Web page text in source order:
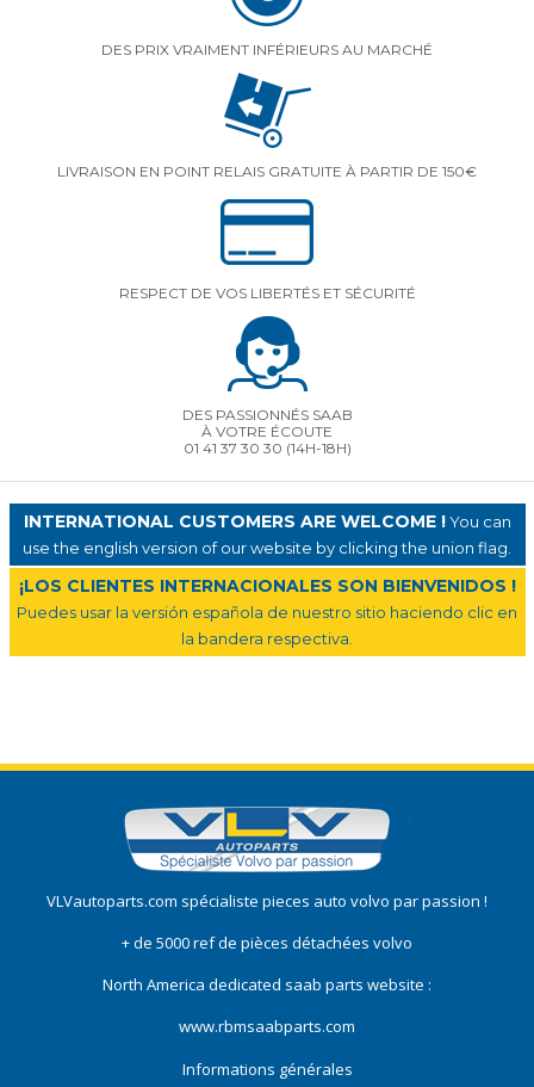
DES PRIX VRAIMENT INFÉRIEURS AU MARCHÉ
LIVRAISON EN POINT RELAIS GRATUITE À PARTIR DE 150€
RESPECT DE VOS LIBERTÉS ET SÉCURITÉ
DES PASSIONNÉS SAAB
À VOTRE ÉCOUTE
01 41 37 30 30 (14H-18H)
INTERNATIONAL CUSTOMERS ARE WELCOME !You can
use the english version of our website by clicking the union flag.
¡LOS CLIENTES INTERNACIONALES SON BIENVENIDOS !
Puedes usar la versión española de nuestro sitio haciendo clic en
la bandera respectiva.
VLVautoparts.com spécialiste pieces auto volvo par passion !
+ de 5000 ref de pièces détachées volvo
North America dedicated saab parts website :
www.rbmsaabparts.com
Informations générales